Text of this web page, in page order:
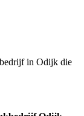
in Odijk die